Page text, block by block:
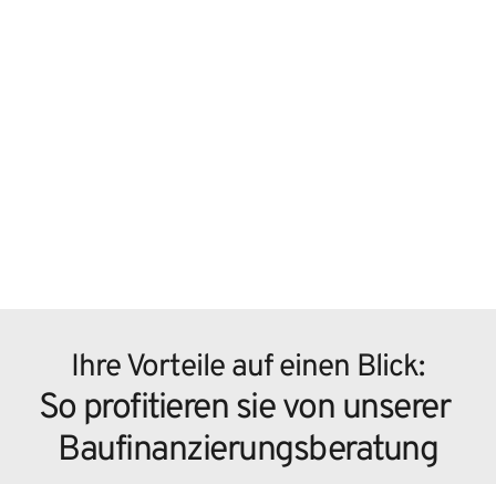
Ihre Vorteile auf einen Blick:
So profitieren sie von unserer
Baufinanzierungs­beratung